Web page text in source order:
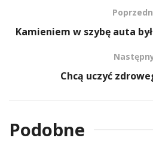
Kamieniem w szybę auta
Chcą uczyć
Podobne